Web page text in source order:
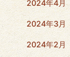
2024年4月
2024年3月
2024年2月